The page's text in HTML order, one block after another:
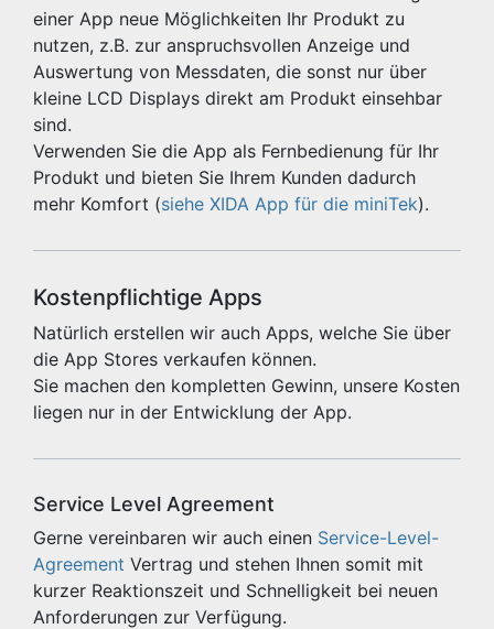
einer App neue Möglichkeiten Ihr Produkt zu
nutzen, z.B. zur anspruchsvollen Anzeige und
Auswertung von Messdaten, die sonst nur über
kleine LCD Displays direkt am Produkt einsehbar
sind.
Verwenden Sie die App als Fernbedienung für Ihr
Produkt und bieten Sie Ihrem Kunden dadurch
mehr Komfort (siehe XIDA App für die miniTek).
Kostenpflichtige Apps
Natürlich erstellen wir auch Apps, welche Sie über
die App Stores verkaufen können.
Sie machen den kompletten Gewinn, unsere Kosten
liegen nur in der Entwicklung der App.
Service Level Agreement
Gerne vereinbaren wir auch einen Service-Level-
Agreement Vertrag und stehen Ihnen somit mit
kurzer Reaktionszeit und Schnelligkeit bei neuen
Anforderungen zur Verfügung.